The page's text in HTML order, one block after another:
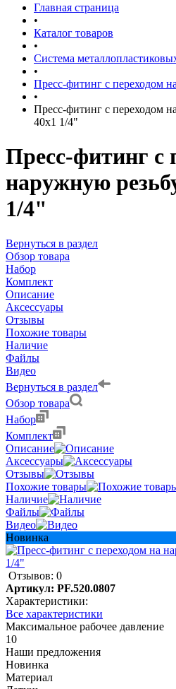
Главная страница
•
Каталог товаров
•
Система
•
Пресс-фитинг с переходом
•
Пресс-фитинг с переходом
40х1 1/4"
Пресс-фитинг с
наружную
1/4"
Вернуться в раздел
Обзор товара
Набор
Комплект
Описание
Аксессуары
Отзывы
Похожие товары
Наличие
Файлы
Видео
Вернуться в раздел
Обзор товара
Набор
Комплект
Описание
Аксессуары
Отзывы
Похожие товары
Наличие
Файлы
Видео
Новинка
Отзывов: 0
Артикул: PF.520.0807
Характеристики:
Все характеристики
Максимальное рабочее давление
10
Наши предложения
Новинка
Материал